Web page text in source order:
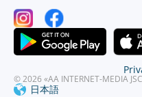
© 2026 «AA INTERNET-MEDIA
日本語